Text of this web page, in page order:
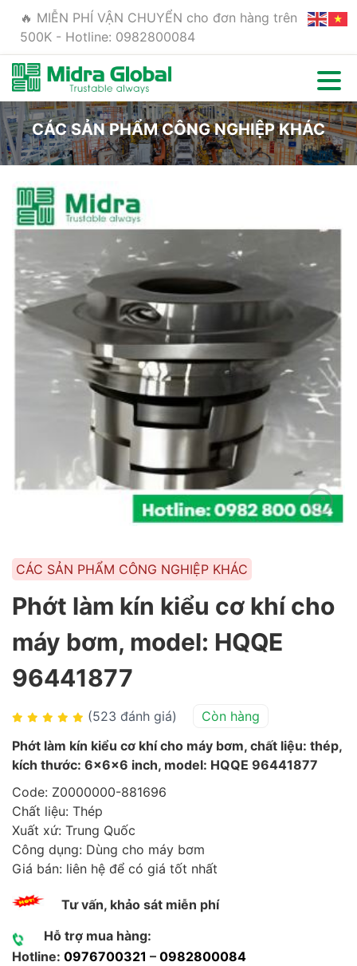
🔥 MIỄN PHÍ VẬN CHUYỂN cho đơn hàng trên
500K - Hotline: 0982800084
CÁC SẢN PHẨM CÔNG NGHIỆP KHÁC
CÁC SẢN PHẨM CÔNG NGHIỆP KHÁC
Phớt làm kín kiểu cơ khí cho
máy bơm, model: HQQE
96441877
(523 đánh giá)
Còn hàng
Phớt làm kín kiểu cơ khí cho máy bơm, chất liệu: thép,
kích thước: 6x6x6 inch, model: HQQE 96441877
Code: Z0000000-881696
Chất liệu: Thép
Xuất xứ: Trung Quốc
Công dụng: Dùng cho máy bơm
Giá bán: liên hệ để có giá tốt nhất
Tư vấn, khảo sát miễn phí
Hỗ trợ mua hàng:
Hotline: 0976700321 – 0982800084